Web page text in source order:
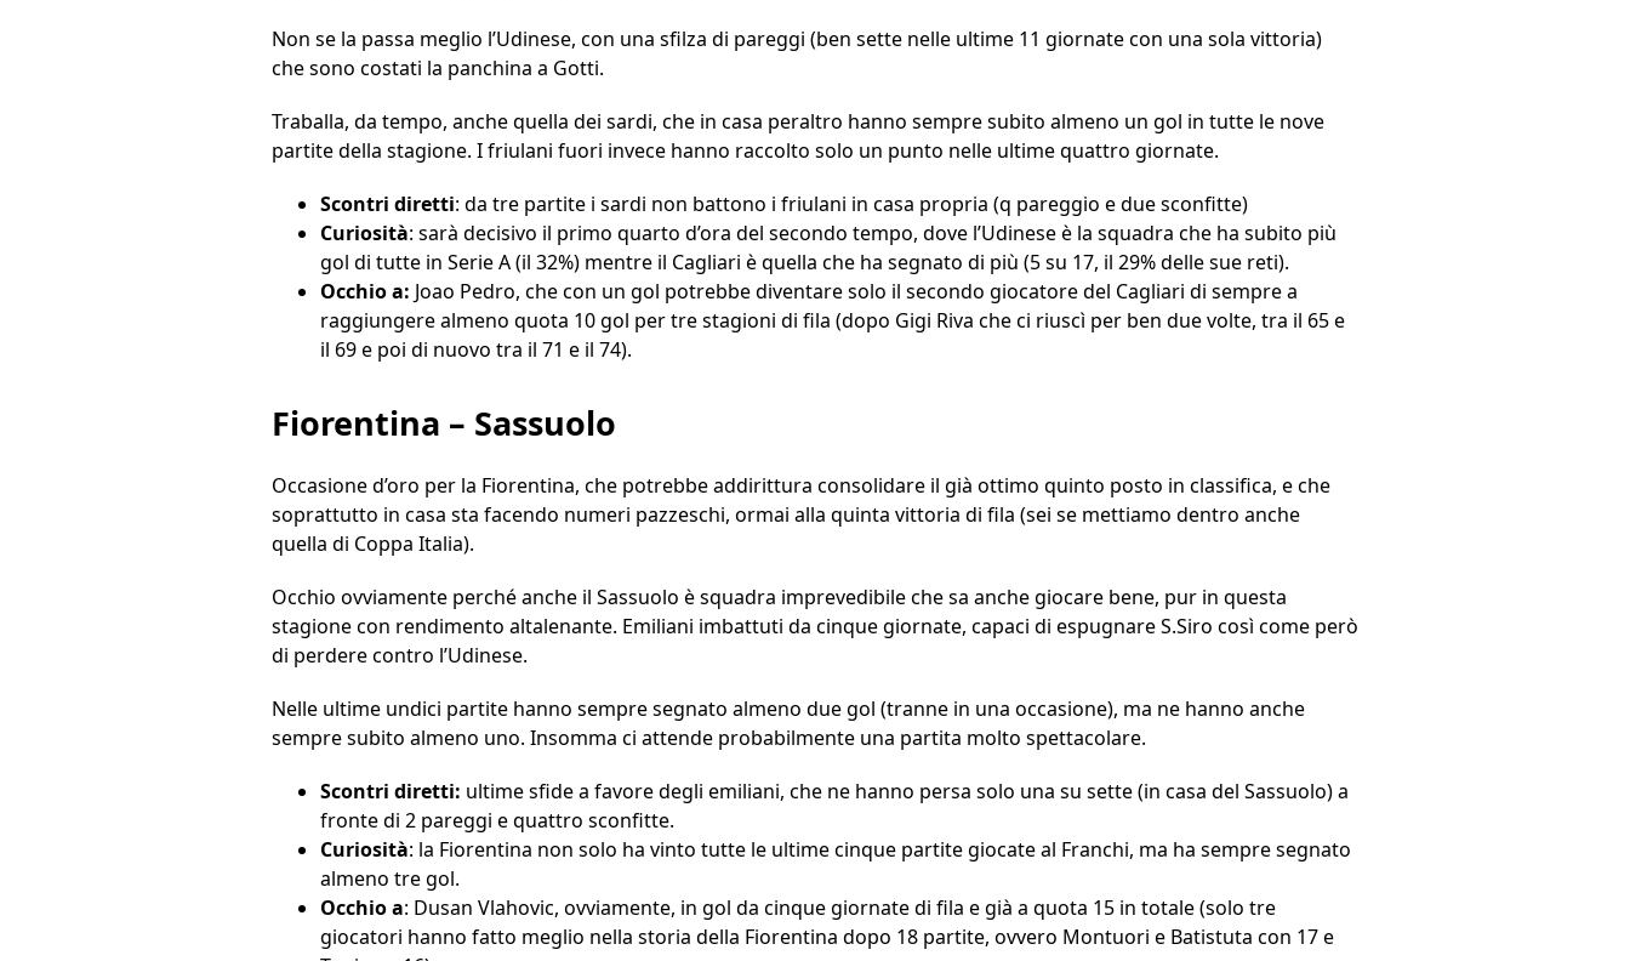
Non se la passa meglio l’Udinese, con una sfilza di pareggi (ben sette nelle ultime 11 giornate con una sola vittoria)
che sono costati la panchina a Gotti.
Traballa, da tempo, anche quella dei sardi, che in casa peraltro hanno sempre subito almeno un gol in tutte le nove
partite della stagione. I friulani fuori invece hanno raccolto solo un punto nelle ultime quattro giornate.
Scontri diretti: da tre partite i sardi non battono i friulani in casa propria (q pareggio e due sconfitte)
Curiosità: sarà decisivo il primo quarto d’ora del secondo tempo, dove l’Udinese è la squadra che ha subito più
gol di tutte in Serie A (il 32%) mentre il Cagliari è quella che ha segnato di più (5 su 17, il 29% delle sue reti).
Occhio a: Joao Pedro, che con un gol potrebbe diventare solo il secondo giocatore del Cagliari di sempre a
raggiungere almeno quota 10 gol per tre stagioni di fila (dopo Gigi Riva che ci riuscì per ben due volte, tra il 65 e
il 69 e poi di nuovo tra il 71 e il 74).
Fiorentina – Sassuolo
Occasione d’oro per la Fiorentina, che potrebbe addirittura consolidare il già ottimo quinto posto in classifica, e che
soprattutto in casa sta facendo numeri pazzeschi, ormai alla quinta vittoria di fila (sei se mettiamo dentro anche
quella di Coppa Italia).
Occhio ovviamente perché anche il Sassuolo è squadra imprevedibile che sa anche giocare bene, pur in questa
stagione con rendimento altalenante. Emiliani imbattuti da cinque giornate, capaci di espugnare S.Siro così come però
di perdere contro l’Udinese.
Nelle ultime undici partite hanno sempre segnato almeno due gol (tranne in una occasione), ma ne hanno anche
sempre subito almeno uno. Insomma ci attende probabilmente una partita molto spettacolare.
Scontri diretti: ultime sfide a favore degli emiliani, che ne hanno persa solo una su sette (in casa del Sassuolo) a
fronte di 2 pareggi e quattro sconfitte.
Curiosità: la Fiorentina non solo ha vinto tutte le ultime cinque partite giocate al Franchi, ma ha sempre segnato
almeno tre gol.
Occhio a: Dusan Vlahovic, ovviamente, in gol da cinque giornate di fila e già a quota 15 in totale (solo tre
giocatori hanno fatto meglio nella storia della Fiorentina dopo 18 partite, ovvero Montuori e Batistuta con 17 e